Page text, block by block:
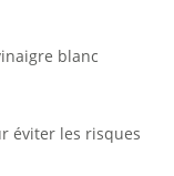
blanc
éviter les risques